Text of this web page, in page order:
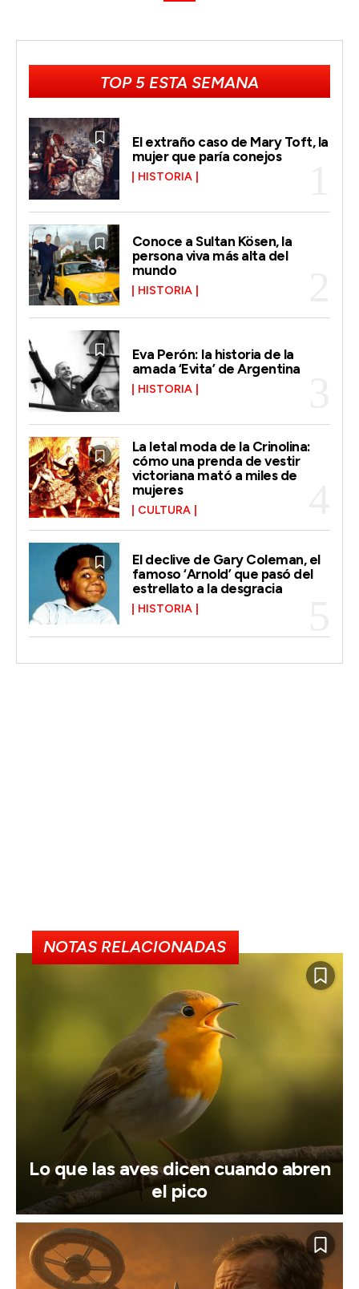
TOP 5 ESTA SEMANA
El extraño caso de Mary Toft, la
mujer que paría conejos
HISTORIA
Conoce a Sultan Kösen, la
persona viva más alta del
mundo
HISTORIA
Eva Perón: la historia de la
amada ‘Evita’ de Argentina
HISTORIA
La letal moda de la Crinolina:
cómo una prenda de vestir
victoriana mató a miles de
mujeres
CULTURA
El declive de Gary Coleman, el
famoso ‘Arnold’ que pasó del
estrellato a la desgracia
HISTORIA
NOTAS RELACIONADAS
Lo que las aves dicen cuando abren
el pico